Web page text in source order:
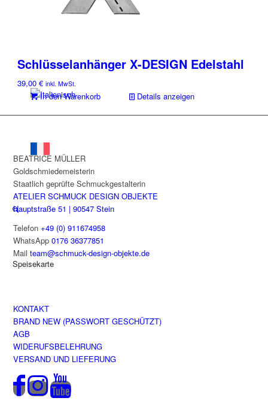
Speisekarte
Schlüsselanhänger X-DESIGN Edelstahl
39,00€ inkl. MwSt.
In den Warenkorb Details anzeigen
BEATRICE MÜLLER
Goldschmiedemeisterin
Staatlich geprüfte Schmuckgestalterin
ATELIER SCHMUCK DESIGN OBJEKTE
Hauptstraße 51 | 90547 Stein
Telefon+49 (0) 911674958
WhatsApp0176 36377851
Mailteam@schmuck-design-objekte.de
KONTAKT
BRAND NEW (PASSWORT GESCHÜTZT)
AGB
WIDERUFSBELEHRUNG
VERSAND UND LIEFERUNG